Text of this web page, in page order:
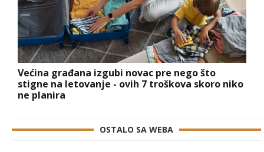
Većina građana izgubi novac pre nego što
stigne na letovanje - ovih 7 troškova skoro niko
ne planira
OSTALO SA WEBA